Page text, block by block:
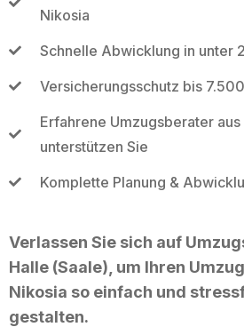
Nikosia
Schnelle Abwicklung in unter
Versicherungsschutz bis
Erfahrene Umzugsberater aus
unterstützen Sie
Komplette Planung &
Verlassen Sie sich auf
Halle (Saale), um Ihren
Nikosia so einfach und
gestalten.